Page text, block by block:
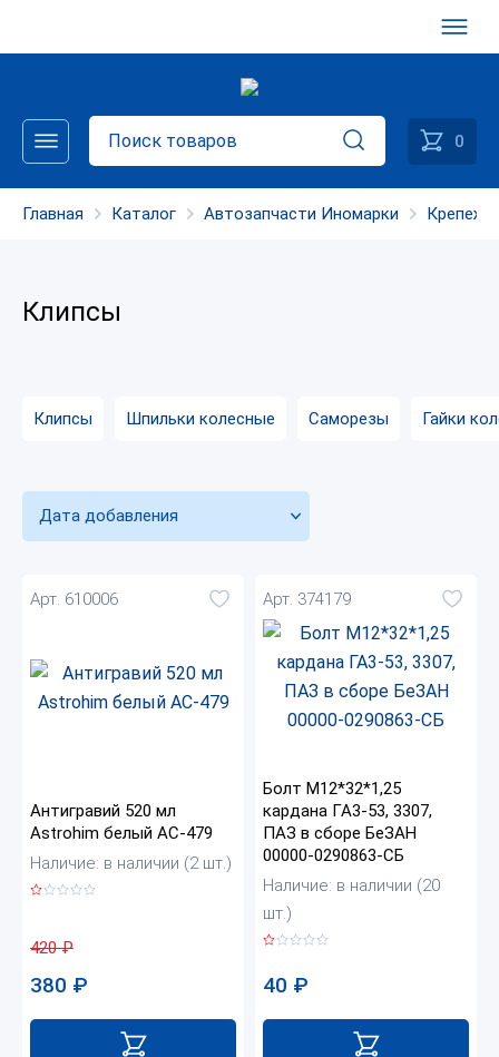
0
Главная Каталог Автозапчасти Иномарки Крепеж
Клипсы
Клипсы Шпильки колесные Саморезы Гайки
Дата добавления
Арт. 610006
Антигравий 520 мл
Astrohim белый AC-479
Наличие: в наличии (2 шт.)
420₽
380 ₽
Арт. 374179
Болт М12*32*1,25
кардана ГА3-53, 3307,
ПАЗ в сборе БеЗАН
00000-0290863-СБ
Наличие: в наличии (20
шт.)
40 ₽